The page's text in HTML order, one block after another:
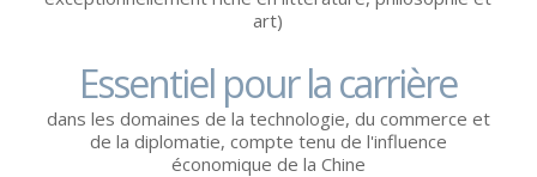
art)
Essentiel pour la carrière
dans les domaines de la technologie, du commerce et
de la diplomatie, compte tenu de l'influence
économique de la Chine